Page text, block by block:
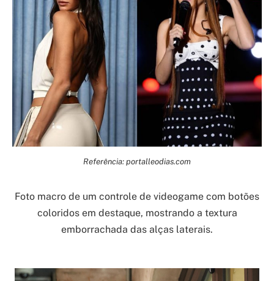
Referência: portalleodias.com
Foto macro de um controle de videogame com botões
coloridos em destaque, mostrando a textura
emborrachada das alças laterais.